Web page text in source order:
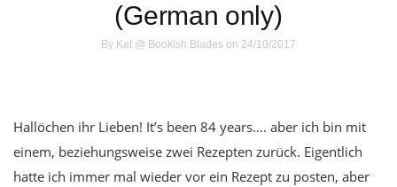
(German only)
By Kat @ Bookish Blades on 24/10/2017
Hallöchen ihr Lieben! It’s been 84 years…. aber ich bin mit
einem, beziehungsweise zwei Rezepten zurück. Eigentlich
hatte ich immer mal wieder vor ein Rezept zu posten, aber